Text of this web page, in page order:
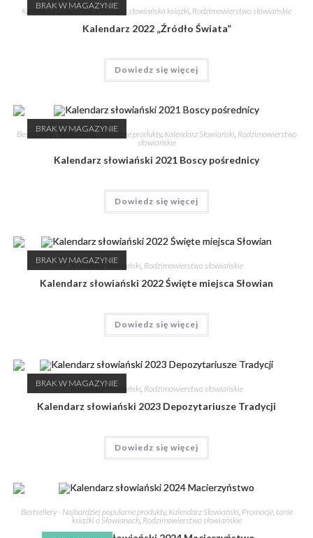
BRAK W MAGAZYNIE
Kalendarz Słowiański ,Mitologia słowiańska książki, Rodzimowierstwo słowiańskie
Kalendarz 2022 „Źródło Świata”
Dowiedz się więcej
BRAK W MAGAZYNIE
Bestsellery - Najbardziej popularne produkty, Kalendarz Słowiański, Rodzimowierstwo
słowiańskie
Kalendarz słowiański 2021 Boscy pośrednicy
Dowiedz się więcej
BRAK W MAGAZYNIE
Kalendarz Słowiański, Rodzimowierstwo słowiańskie
Kalendarz słowiański 2022 Święte miejsca Słowian
Dowiedz się więcej
BRAK W MAGAZYNIE
Kalendarz Słowiański, Rodzimowierstwo słowiańskie
Kalendarz słowiański 2023 Depozytariusze Tradycji
Dowiedz się więcej
Bestsellery - Najbardziej popularne produkty, Kalendarz Słowiański, Promocje, tanie
książki o Słowianach, Rodzimowierstwo słowiańskie